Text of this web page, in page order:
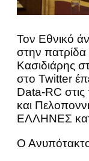
Τον Εθνικό
στην πατρίδα
Κασιδιάρης
στο Twitter
Data-RC στις
και
ΕΛΛΗΝΕΣ
Ο